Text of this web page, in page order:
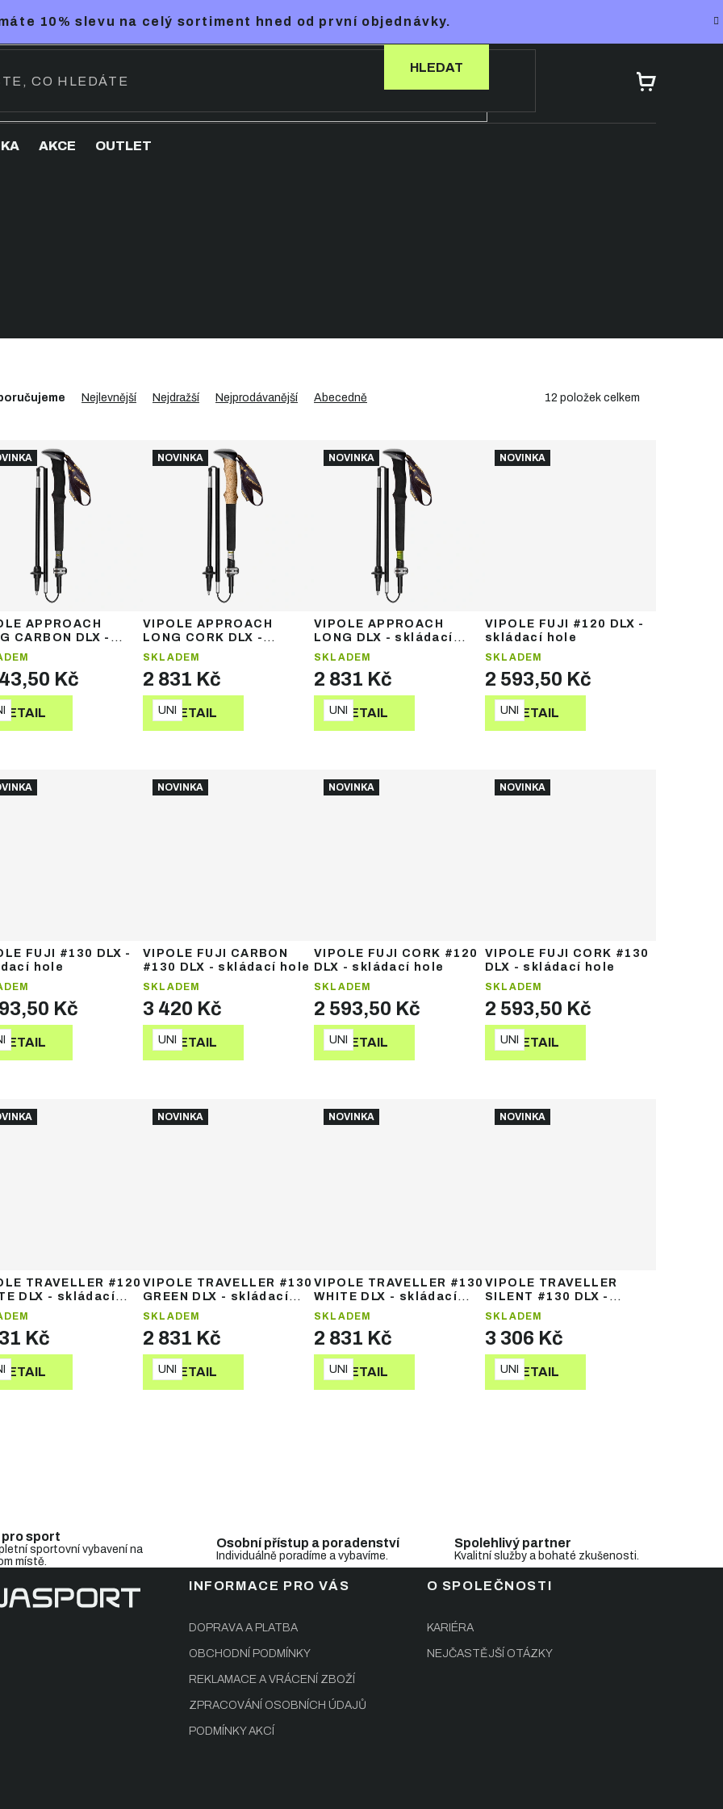
10% slevu na celý sortiment hned od první objednávky.
HLEDAT
NÁKUPNÍ
AKCE OUTLET
Nejlevnější Nejdražší Nejprodávanější Abecedně 12 položek celkem
APPROACH
CARBON DLX -
hole
Kč
NOVINKA
VIPOLE APPROACH
LONG CORK DLX -
skládací hole
SKLADEM
2 831 Kč
DETAIL
UNI
NOVINKA
VIPOLE APPROACH
LONG DLX - skládací
hole
SKLADEM
2 831 Kč
DETAIL
UNI
NOVINKA
VIPOLE FUJI #120 DLX -
skládací hole
SKLADEM
2 593,50 Kč
DETAIL
UNI
FUJI #130 DLX -
hole
Kč
NOVINKA
VIPOLE FUJI CARBON
#130 DLX - skládací hole
SKLADEM
3 420 Kč
DETAIL
UNI
NOVINKA
VIPOLE FUJI CORK #120
DLX - skládací hole
SKLADEM
2 593,50 Kč
DETAIL
UNI
NOVINKA
VIPOLE FUJI CORK #130
DLX - skládací hole
SKLADEM
2 593,50 Kč
DETAIL
UNI
TRAVELLER #120
DLX - skládací
Kč
NOVINKA
VIPOLE TRAVELLER #130
GREEN DLX - skládací
hole
SKLADEM
2 831 Kč
DETAIL
UNI
NOVINKA
VIPOLE TRAVELLER #130
WHITE DLX - skládací
hole
SKLADEM
2 831 Kč
DETAIL
UNI
NOVINKA
VIPOLE TRAVELLER
SILENT #130 DLX -
skládací hole
SKLADEM
3 306 Kč
DETAIL
UNI
á
d
c
y
v
ý
pro sport
sportovní vybavení na
místě.
Osobní přístup a poradenství
Individuálně poradíme a vybavíme.
Spolehlivý partner
Kvalitní služby a bohaté zkušenosti.
INFORMACE PRO VÁS
DOPRAVA A PLATBA
OBCHODNÍ PODMÍNKY
REKLAMACE A VRÁCENÍ ZBOŽÍ
ZPRACOVÁNÍ OSOBNÍCH ÚDAJŮ
PODMÍNKY AKCÍ
O SPOLEČNOSTI
KARIÉRA
NEJČASTĚJŠÍ OTÁZKY